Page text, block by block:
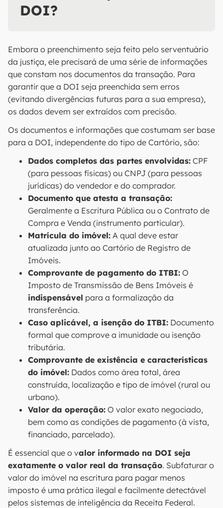
DOI?
Embora o preenchimento seja feito pelo serventuário
da justiça, ele precisará de uma série de informações
que constam nos documentos da transação. Para
garantir que a DOI seja preenchida sem erros
(evitando divergências futuras para a sua empresa),
os dados devem ser extraídos com precisão.
Os documentos e informações que costumam ser base
para a DOI, independente do tipo de Cartório, são:
Dados completos das partes envolvidas: CPF
(para pessoas físicas) ou CNPJ (para pessoas
jurídicas) do vendedor e do comprador.
Documento que atesta a transação:
Geralmente a Escritura Pública ou o Contrato de
Compra e Venda (instrumento particular).
Matrícula do imóvel: A qual deve estar
atualizada junto ao Cartório de Registro de
Imóveis.
Comprovante de pagamento do ITBI: O
Imposto de Transmissão de Bens Imóveis é
indispensável para a formalização da
transferência.
Caso aplicável, a isenção do ITBI: Documento
formal que comprove a imunidade ou isenção
tributária.
Comprovante de existência e características
do imóvel: Dados como área total, área
construída, localização e tipo de imóvel (rural ou
urbano).
Valor da operação: O valor exato negociado,
bem como as condições de pagamento (à vista,
financiado, parcelado).
É essencial que o valor informado na DOI seja
exatamente o valor real da transação. Subfaturar o
valor do imóvel na escritura para pagar menos
imposto é uma prática ilegal e facilmente detectável
pelos sistemas de inteligência da Receita Federal.